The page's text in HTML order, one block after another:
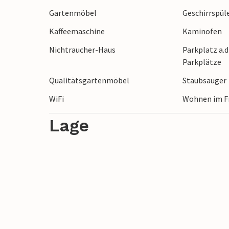
Enebærodde liegt ebenfalls in der Nähe
Otterup, das wenige Autominuten von
und gute Essensmöglichkeiten, sodass
Gartenmöbel
Kaffeemaschine
Kaminofen
Nichtraucher-Haus
Parkplatz
Parkplätze
Qualitätsgartenmöbel Staubsauger
WiFi
Wohnen im
Lage